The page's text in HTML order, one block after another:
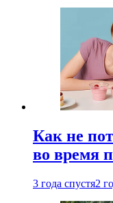
Как не
во время
3 года спустя2